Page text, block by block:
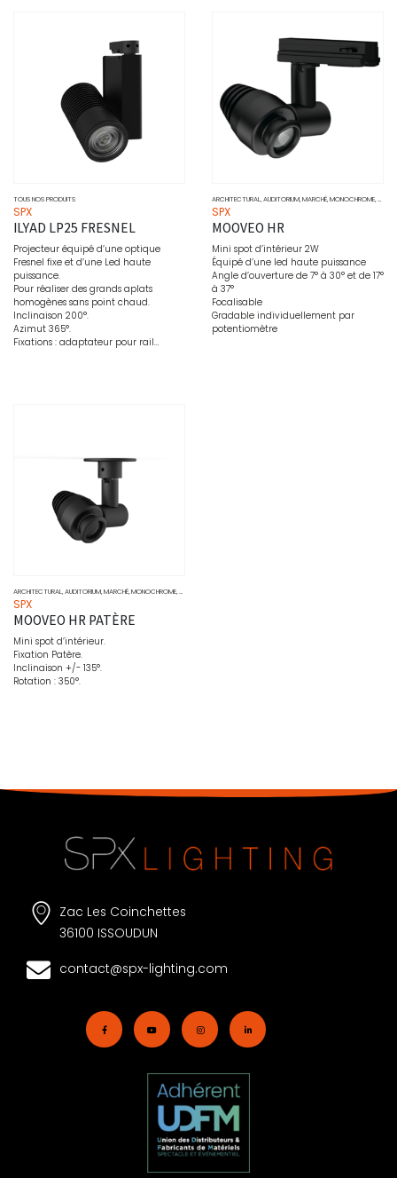
TOUS NOS PRODUITS
SPX
ILYAD LP25 FRESNEL
Projecteur équipé d’une optique
Fresnel fixe et d’une Led haute
puissance.
Pour réaliser des grands aplats
homogènes sans point chaud.
Inclinaison 200°.
Azimut 365°.
Fixations : adaptateur pour rail…
ARCHITECTURAL,AUDITORIUM,MARCHÉ,MONOCHROME,MUSÉO
SPX
MOOVEO HR
Mini spot d’intérieur 2W
Équipé d’une led haute puissance
Angle d’ouverture de 7° à 30° et de 17°
à 37°
Focalisable
Gradable individuellement par
potentiomètre
ARCHITECTURAL,AUDITORIUM,MARCHÉ,MONOCHROME,MUSÉO
SPX
MOOVEO HR PATÈRE
Mini spot d’intérieur.
Fixation Patère.
Inclinaison +/- 135°.
Rotation : 350°.
Zac Les Coinchettes
36100 ISSOUDUN
contact@spx-lighting.com